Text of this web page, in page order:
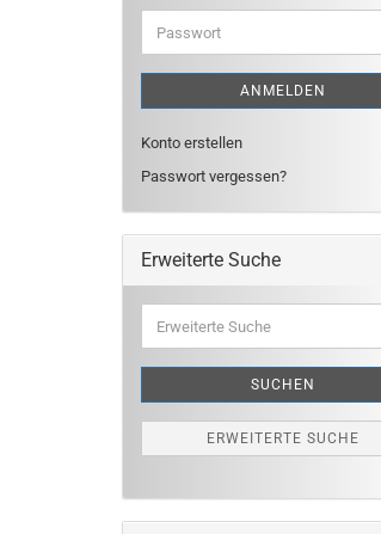
Adresse
Passwort
ANMELDEN
Konto erstellen
Passwort vergessen?
Erweiterte Suche
Suche
SUCHEN
ERWEITERTE SUCHE